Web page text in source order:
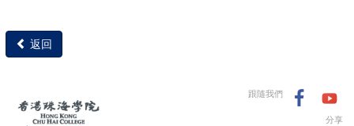
返回
跟隨我們
分享